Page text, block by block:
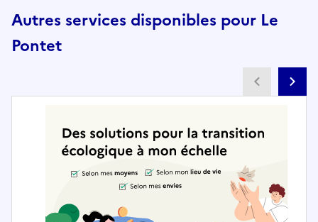
Autres services disponibles pour Le
Pontet